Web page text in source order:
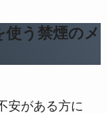
う禁煙のメ
安がある方に